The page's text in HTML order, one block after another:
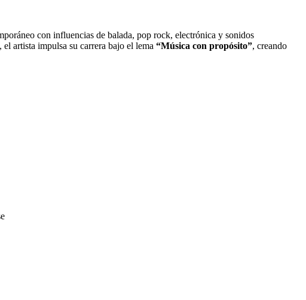
con influencias de balada, pop rock, electrónica y sonidos
artista impulsa su carrera bajo el lema “Música con propósito”, creando